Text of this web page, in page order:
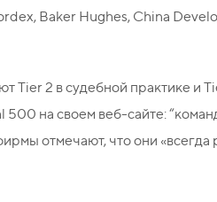
Baker Hughes, China
Tier 2 в судебной практике и
на своем веб-сайте:
отмечают, что они «всегда